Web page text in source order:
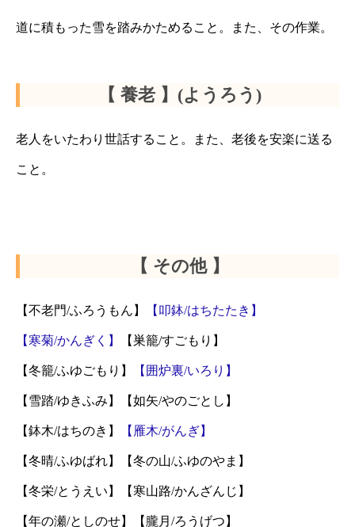
道に積もった雪を踏みかためること。また、その作業。
【 養老 】(ようろう)
老人をいたわり世話すること。また、老後を安楽に送る
こと。
【 その他 】
【不老門/ふろうもん】 【叩鉢/はちたたき】
【寒菊/かんぎく】 【巣籠/すごもり】
【冬籠/ふゆごもり】 【囲炉裏/いろり】
【雪踏/ゆきふみ】【如矢/やのごとし】
【鉢木/はちのき】 【雁木/がんぎ】
【冬晴/ふゆばれ】【冬の山/ふゆのやま】
【冬栄/とうえい】【寒山路/かんざんじ】
【年の瀬/としのせ】【朧月/ろうげつ】